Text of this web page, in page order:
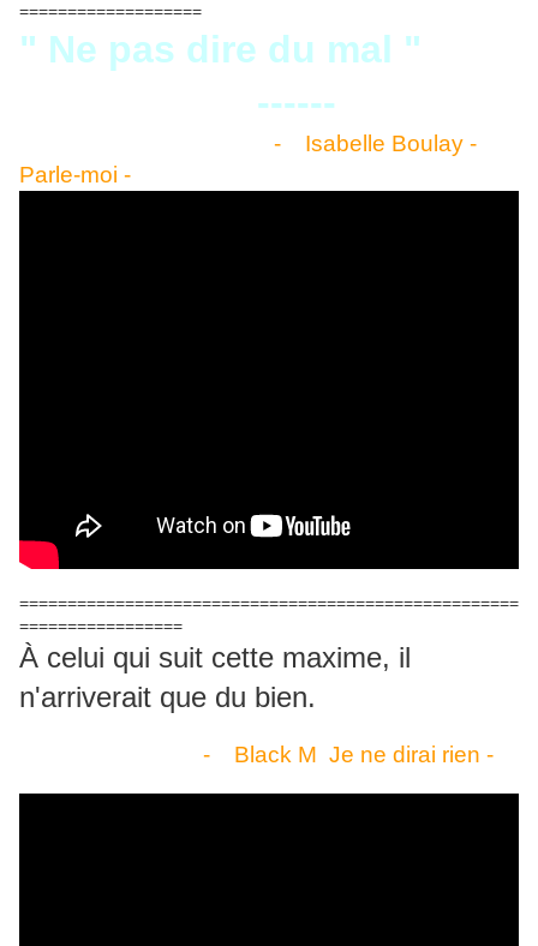
===================
" Ne pas dire du mal "
------
- Isabelle Boulay -
Parle-moi -
====================================================
=================
À celui qui suit cette maxime, il
n'arriverait que du bien.
- Black M Je ne dirai rien -